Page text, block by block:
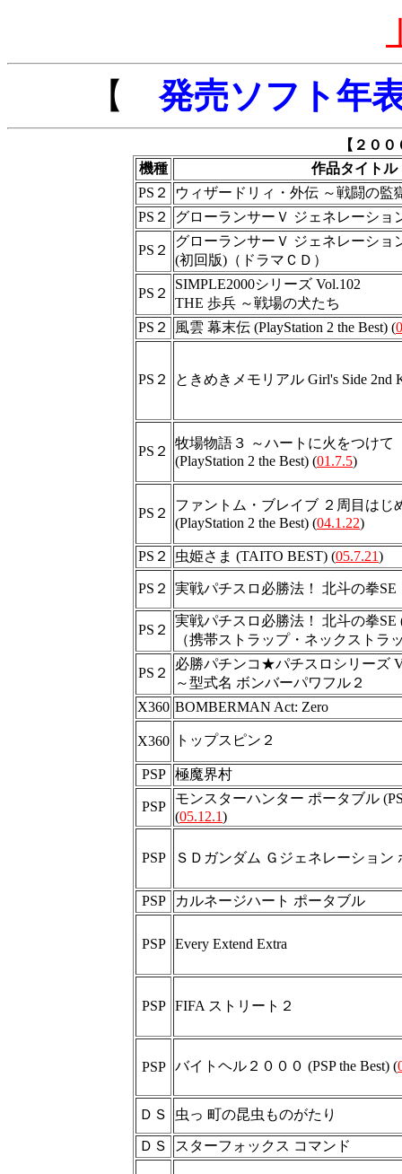
【発売ソフト年
【２０
機種
作品タイトル
PS２
ウィザードリィ・外伝 ～戦闘の監
PS２
グローランサーＶ ジェネレーショ
PS２
グローランサーＶ ジェネレーショ
(初回版)（ドラマＣＤ）
PS２
SIMPLE2000シリーズ Vol.102
THE 歩兵 ～戦場の犬たち
PS２
風雲 幕末伝 (PlayStation 2 the Best) (
PS２ ときめきメモリアル Girl's Side 2nd
PS２
牧場物語３ ～ハートに火をつけて
(PlayStation 2 the Best) (01.7.5)
PS２
ファントム・ブレイブ ２周目はじ
(PlayStation 2 the Best) (04.1.22)
PS２ 虫姫さま (TAITO BEST) (05.7.21)
PS２ 実戦パチスロ必勝法！ 北斗の拳SE
PS２
実戦パチスロ必勝法！ 北斗の拳SE
（携帯ストラップ・ネックストラ
PS２
必勝パチンコ★パチスロシリーズ
～型式名 ボンバーパワフル２
X360 BOMBERMAN Act: Zero
X360 トップスピン２
PSP 極魔界村
PSP
モンスターハンター ポータブル
(05.12.1)
PSP ＳＤガンダム Ｇジェネレーション
PSP カルネージハート ポータブル
PSP Every Extend Extra
PSP FIFA ストリート２
PSP バイトヘル２０００ (PSP the Best) (
ＤＳ 虫っ 町の昆虫ものがたり
ＤＳ スターフォックス コマンド